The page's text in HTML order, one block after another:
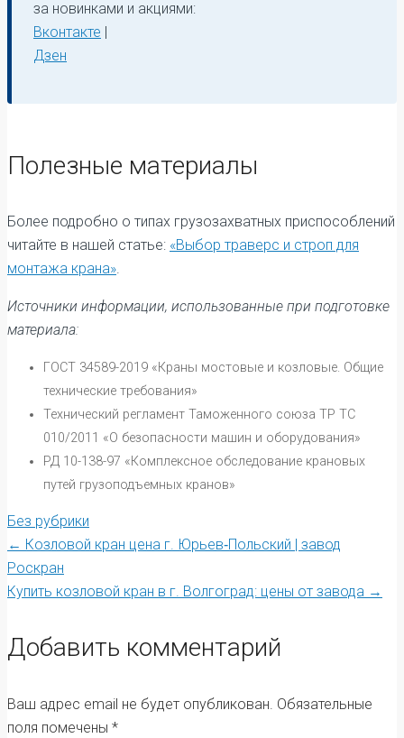
за новинками и акциями:
Вконтакте |
Дзен
Полезные материалы
Более подробно о типах грузозахватных приспособлений
читайте в нашей статье: «Выбор траверс и строп для
монтажа крана»
Источники информации, использованные при подготовке
материала:
ГОСТ 34589-2019 «Краны мостовые и козловые. Общие
технические требования»
Технический регламент Таможенного союза ТР ТС
010/2011 «О безопасности машин и оборудования»
РД 10-138-97 «Комплексное обследование крановых
путей грузоподъемных кранов»
Без рубрики
Post
navigation
← Козловой кран цена г. Юрьев‑Польский | завод
Роскран
Купить козловой кран в г. Волгоград: цены от завода →
Добавить комментарий
Ваш адрес email не будет опубликован. Обязательные
поля помечены *